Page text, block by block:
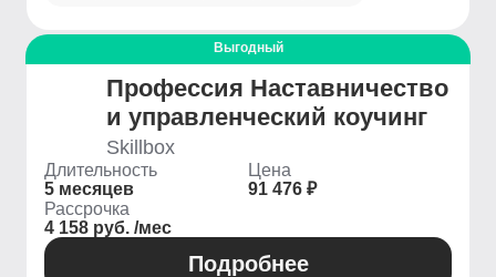
Выгодный
Профессия Наставничество
и управленческий коучинг
Skillbox
Длительность
5 месяцев
Цена
91 476 ₽
Рассрочка
4 158 руб. /мес
Подробнее